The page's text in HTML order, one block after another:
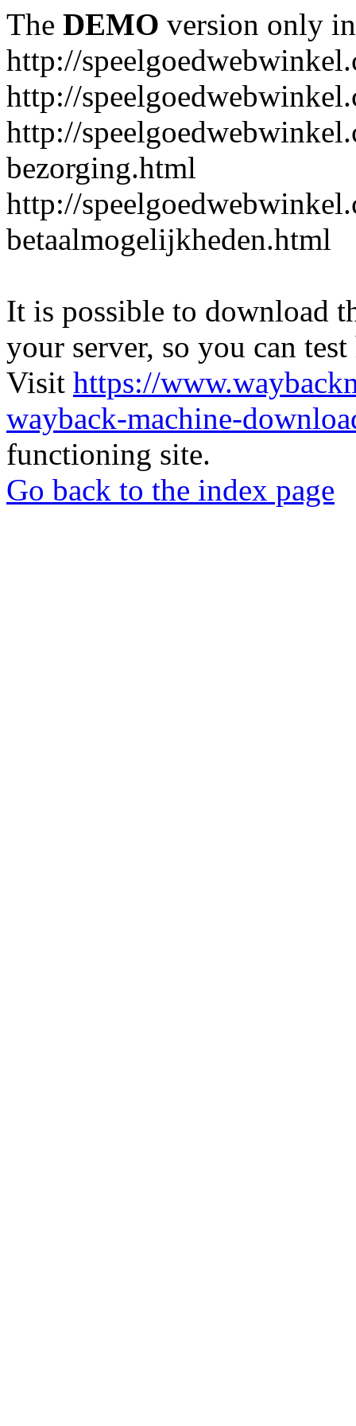
The DEMO version only
http://
http://
http://
bezorging.html
http://
betaalmogelijkheden.html
It is possible to download
your server, so you can
Visit https://
wayback-machine-
functioning site.
Go back to the index page